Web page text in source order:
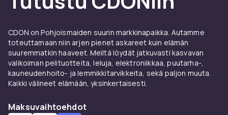
Käytä luomiväriprimeria, jotta väri pysyy koko
vaalea pohjaväri koko silmäluomelle ja rakenna
sitten tummemmilla sävyillä taitteessa ja
ulospäin. Viimeistele hyvin muotoilluilla
kulmakarvakynilläja vahvista ripsiä
kasvuhoidoillaluonnollista nostetta varten.
toimituksesta.
CDON on Pohjoismaiden suurin markkinapaikka. Autamme
toteuttamaan niin arjen pienet askareet kuin elämän
suuremmatkin haaveet. Meiltä löydät jatkuvasti kasvavan
valikoiman pelituotteita, leluja, elektroniikkaa, puutarha-,
kauneudenhoito- ja lemmikkitarvikkeita, sekä paljon muuta.
Kaikki välineet elämään, yksinkertaisesti.
Maksuvaihtoehdot